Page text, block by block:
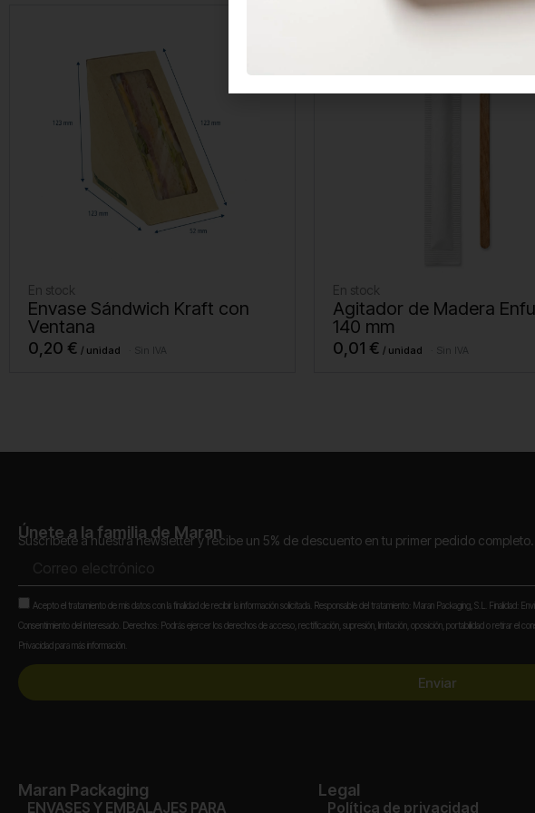
En stock
Envase Sándwich Kraft con
Ventana
0,20 € Sin IVA
En stock
Agitador de Madera
140 mm
0,01 € Sin IVA
Únete a la familia de Maran
Suscríbete a nuestra newsletter y recibe un 5% de descuento en tu primer pedido completo.
electrónico
Aceptación
Acepto el tratamiento de mis datos con la finalidad de recibir la información solicitada. Responsable del tratamiento: Maran Packaging, S.L. Finalidad:
Consentimiento del interesado. Derechos: Podrás ejercer los derechos de acceso, rectificación, supresión, limitación, oposición, portabilidad o retirar el
Privacidad para más información.
Enviar
Maran Packaging
ENVASES Y EMBALAJES PARA
Legal
Política de privacidad